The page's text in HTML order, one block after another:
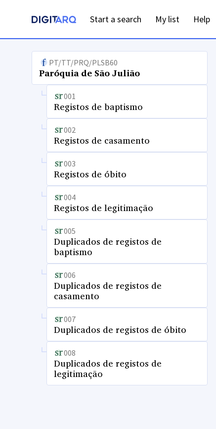
Start a search My list Help
PT/TT/PRQ/PLSB60
Paróquia de São Julião
001
Registos de baptismo
002
Registos de casamento
003
Registos de óbito
004
Registos de legitimação
005
Duplicados de registos de
baptismo
006
Duplicados de registos de
casamento
007
Duplicados de registos de óbito
008
Duplicados de registos de
legitimação